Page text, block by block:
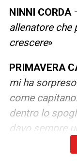
NINNI CORDA
allenatore che
crescere»
PRIMAVERA
mi ha
come
dentro lo
davo sempre
– «